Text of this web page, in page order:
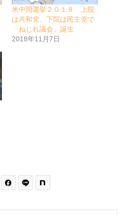
米中間選挙２０１８ 上院
は共和党、下院は民主党で
「ねじれ議会」誕生
2018年11月7日
